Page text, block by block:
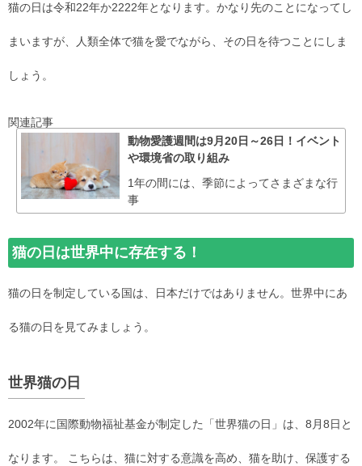
猫の日は令和22年か2222年となります。かなり先のことになってし
まいますが、人類全体で猫を愛でながら、その日を待つことにしま
しょう。
関連記事
動物愛護週間は9月20日～26日！イベント
や環境省の取り組み
1年の間には、季節によってさまざまな行
事
猫の日は世界中に存在する！
猫の日を制定している国は、日本だけではありません。世界中にあ
る猫の日を見てみましょう。
世界猫の日
2002年に国際動物福祉基金が制定した「世界猫の日」は、8月8日と
なります。 こちらは、猫に対する意識を高め、猫を助け、保護する